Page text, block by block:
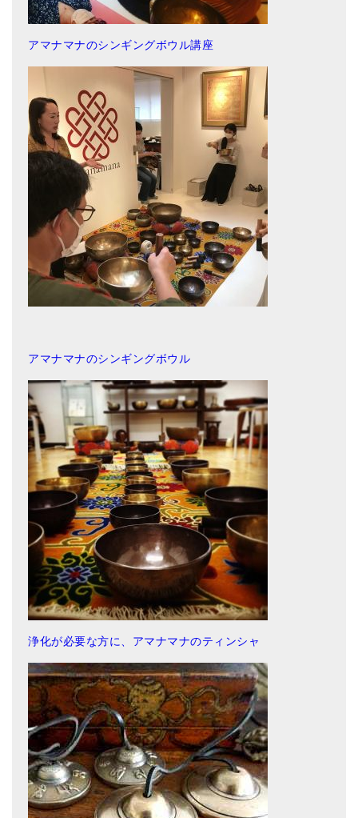
ビギナー講師・養成講座
アマナマナとは
メールお便り登録
LINEお友だち登録
特商法の表記
アマナマナのシンギングボウル講座
アマナマナのシンギングボウル
浄化が必要な方に、アマナマナのティンシャ